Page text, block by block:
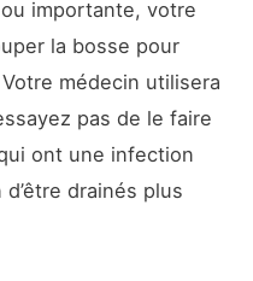
importante, votre
la bosse pour
médecin utilisera
pas de le faire
ont une infection
drainés plus